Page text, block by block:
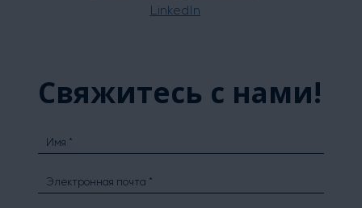
LinkedIn
Свяжитесь с нами!